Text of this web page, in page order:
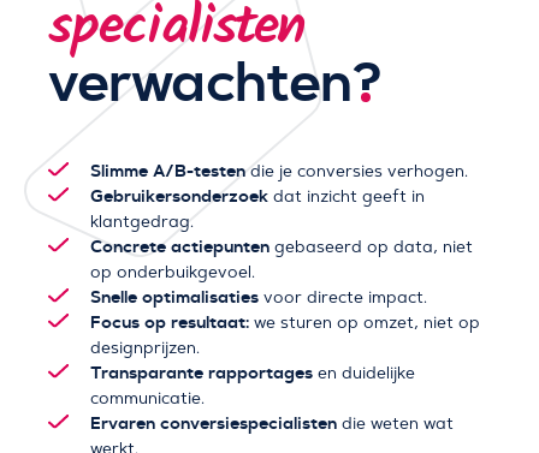
specialisten
verwachten?
Slimme A/B-testendie je conversies verhogen.
Gebruikersonderzoek dat inzicht geeft in
klantgedrag.
Concrete actiepunten gebaseerd op data, niet
op onderbuikgevoel.
Snelle optimalisaties voor directe impact.
Focus op resultaat: we sturen op omzet, niet op
designprijzen.
Transparante rapportages en duidelijke
communicatie.
Ervaren conversiespecialisten die weten wat
werkt.